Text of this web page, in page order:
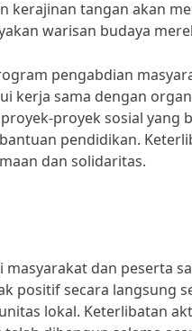
tangan akan
warisan budaya
pengabdian
kerja sama dengan
proyek sosial yang
pendidikan.
dan solidaritas.
masyarakat dan peserta
positif secara langsung
lokal. Keterlibatan